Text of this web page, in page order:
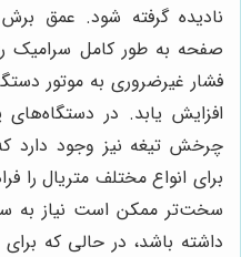
نادیده گرفته شود. عمق
صفحه به طور کامل سرامیک
فشار غیرضروری به موتور
افزایش یابد. در دستگاه‌های
چرخش تیغه نیز وجود دارد
برای انواع مختلف متریال را
سخت‌تر ممکن است نیاز به
داشته باشد، در حالی که برای